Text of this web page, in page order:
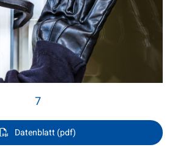
7
Datenblatt (pdf)